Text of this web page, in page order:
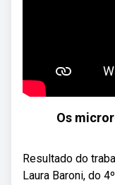
Os
Resultado do
Laura Baroni, do